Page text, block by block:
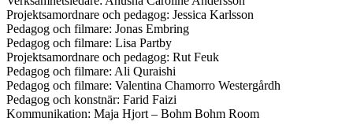
Projektsamordnare och pedagog: Jessica Karlsson
Pedagog och filmare: Jonas Embring
Pedagog och filmare: Lisa Partby
Projektsamordnare och pedagog: Rut Feuk
Pedagog och filmare: Ali Quraishi
Pedagog och filmare: Valentina Chamorro Westergårdh
Pedagog och konstnär: Farid Faizi
Kommunikation: Maja Hjort – Bohm Bohm Room